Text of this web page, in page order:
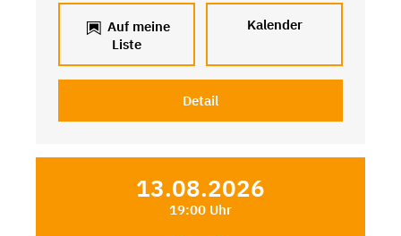
Auf meine
Liste
Kalender
Detail
13.08.2026
19:00 Uhr